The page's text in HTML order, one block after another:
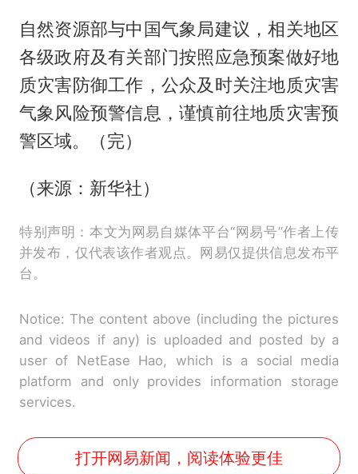
自然资源部与中国气象局建议，相关地区
各级政府及有关部门按照应急预案做好地
质灾害防御工作，公众及时关注地质灾害
气象风险预警信息，谨慎前往地质灾害预
警区域。（完）
（来源：新华社）
特别声明：本文为网易自媒体平台“网易号”作者上传
并发布，仅代表该作者观点。网易仅提供信息发布平
台。
Notice: The content above (including the pictures
and videos if any) is uploaded and posted by a
user of NetEase Hao, which is a social media
platform and only provides information storage
services.
打开网易新闻，阅读体验更佳